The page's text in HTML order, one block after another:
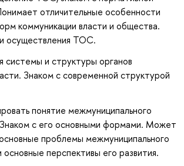
отличительные особенности
коммуникации власти и общества.
осуществления ТОС.
системы и структуры органов
Знаком с современной структурой
понятие межмуниципального
с его основными формами. Может
проблемы межмуниципального
перспективы его развития.